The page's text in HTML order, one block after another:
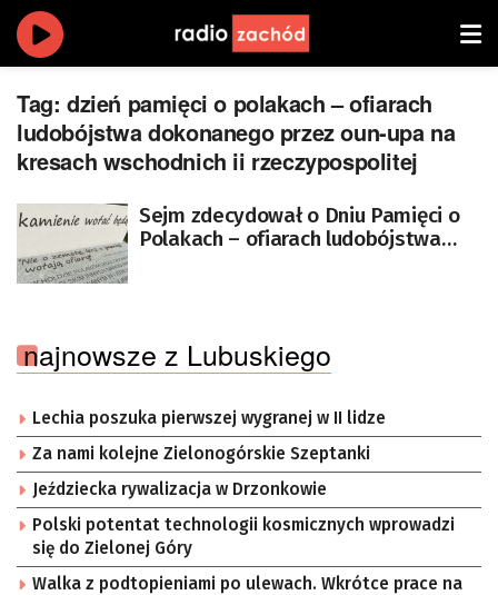
Tag: dzień pamięci o polakach – ofiarach
ludobójstwa dokonanego przez oun-upa na
kresach wschodnich ii rzeczypospolitej
Sejm zdecydował o Dniu Pamięci o
Polakach – ofiarach ludobójstwa
najnowsze z Lubuskiego
Lechia poszuka pierwszej wygranej w II lidze
Za nami kolejne Zielonogórskie Szeptanki
Jeździecka rywalizacja w Drzonkowie
Polski potentat technologii kosmicznych wprowadzi
się do Zielonej Góry
Walka z podtopieniami po ulewach. Wkrótce prace na